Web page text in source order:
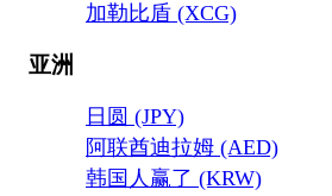
加勒比盾 (XCG)
亚洲
日圆 (JPY)
阿联酋迪拉姆 (AED)
韩国人赢了 (KRW)